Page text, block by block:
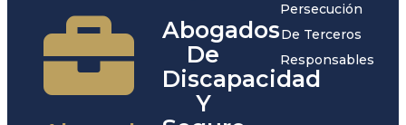
Abogados
De
Discapacidad
Y
Persecución
De Terceros
Responsables